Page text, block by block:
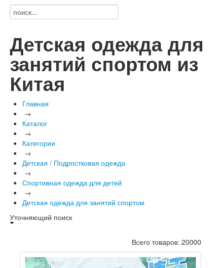
Детская одежда для
занятий спортом из
Китая
Главная
→
Каталог
→
Категории
→
Детская / Подростковая одежда
→
Спортивная одежда для детей
→
Детская одежда для занятий спортом
Уточняющий поиск
Всего товаров: 20000